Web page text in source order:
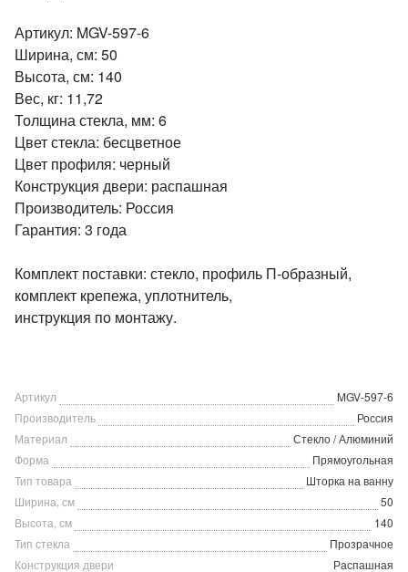
Артикул: MGV-597-6
Ширина, см: 50
Высота, см: 140
Вес, кг: 11,72
Толщина стекла, мм: 6
Цвет стекла: бесцветное
Цвет профиля: черный
Конструкция двери: распашная
Производитель: Россия
Гарантия: 3 года
Комплект поставки: стекло, профиль П-образный,
комплект крепежа, уплотнитель,
инструкция по монтажу.
Артикул
MGV-597-6
Производитель
Россия
Материал
Стекло / Алюминий
Форма
Прямоугольная
Тип товара
Шторка на ванну
Ширина, см
50
Высота, см
140
Тип стекла
Прозрачное
Конструкция двери
Распашная